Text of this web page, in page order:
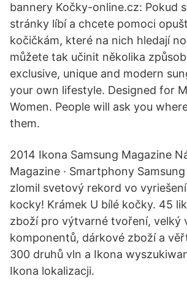
bannery Kočky-online.cz: Pokud
stránky líbí a chcete pomoci
kočičkám, které na nich hledají
můžete tak učinit několika
exclusive, unique and modern
your own lifestyle. Designed for
Women. People will ask you
them.
2014 Ikona Samsung Magazine
Magazine · Smartphony
zlomil svetový rekord vo
kocky! Krámek U bílé kočky. 45
zboží pro výtvarné tvoření, velký
komponentů, dárkové zboží a
300 druhů vln a Ikona
Ikona lokalizacji.